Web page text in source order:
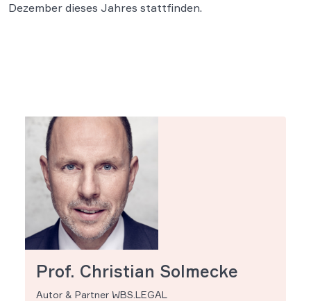
Dezember dieses Jahres stattfinden.
Prof. Christian Solmecke
Autor & Partner WBS.LEGAL